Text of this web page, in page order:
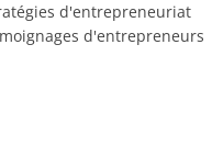
d'entrepreneuriat
d'entrepreneurs